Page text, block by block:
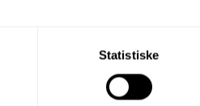
formålene. Du kan også velge
trykke «Lagre innstillingene».
Statistiske